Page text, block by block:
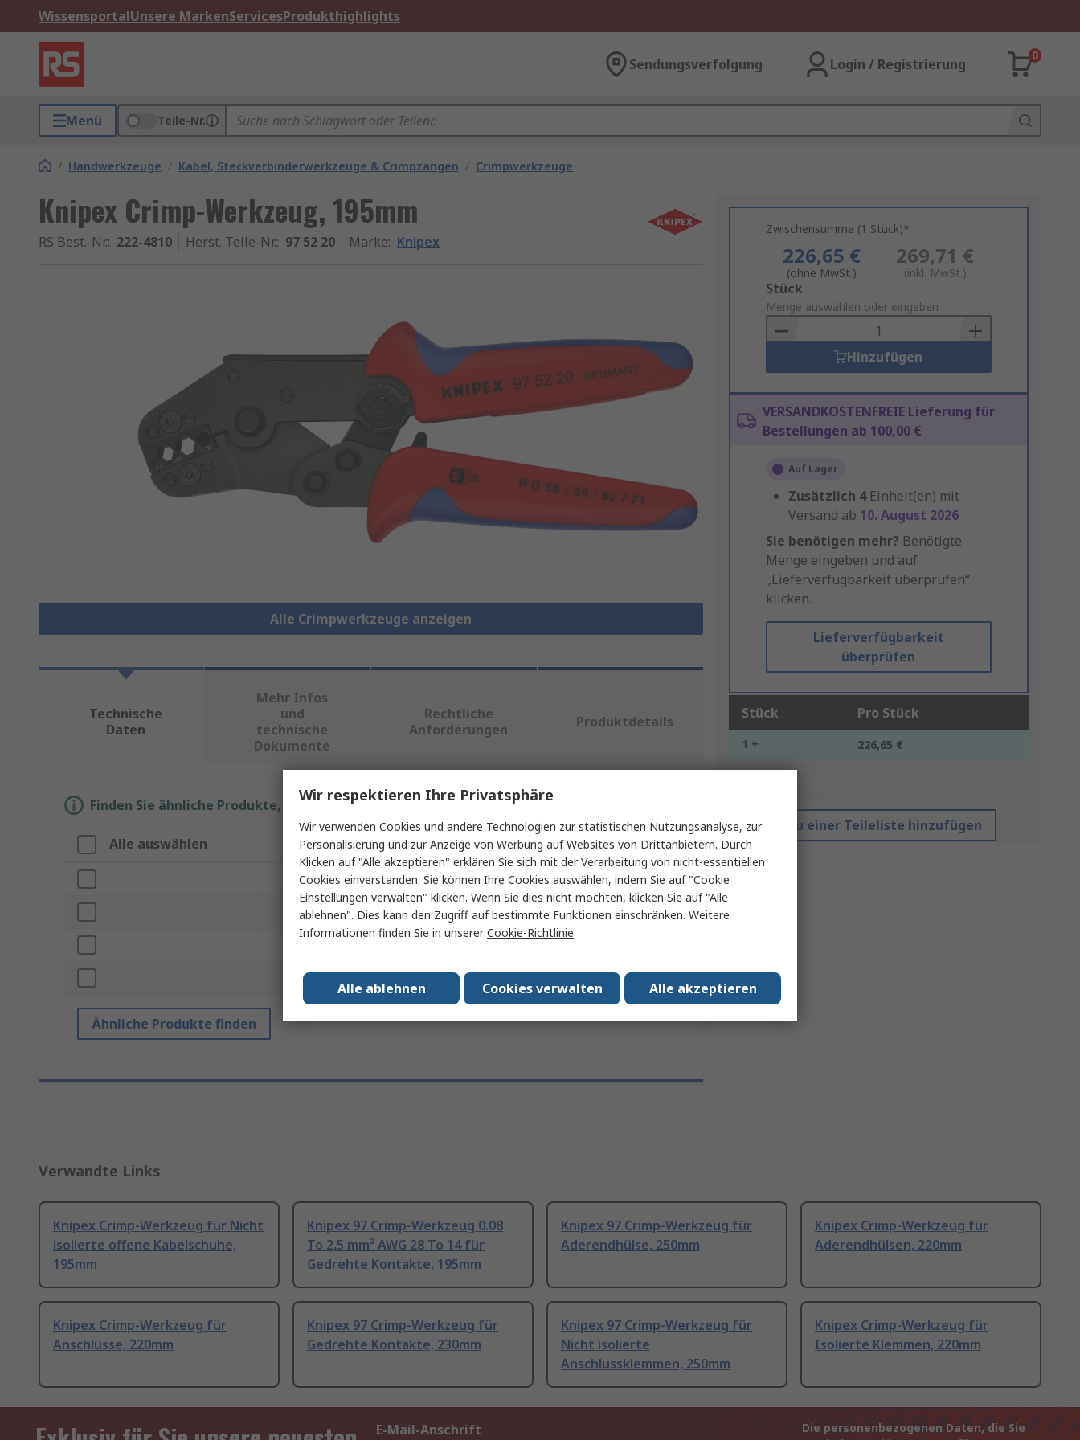
WissensportalUnsere MarkenServicesProdukthighlights
Sendungsverfolgung Login / Registrierung
0
Menü Teile-Nr.
/ Handwerkzeuge / Kabel, Steckverbinderwerkzeuge & Crimpzangen / Crimpwerkzeuge
Knipex Crimp-Werkzeug, 195mm
RS Best.-Nr.: 222-4810 Herst. Teile-Nr.: 97 52 20 Marke: Knipex
Alle Crimpwerkzeuge anzeigen
Zwischensumme (1 Stück)*
226,65 €
(ohne MwSt.)
269,71 €
(inkl. MwSt.)
Add
to
Basket
Stück
Menge auswählen oder eingeben
Hinzufügen
VERSANDKOSTENFREIE Lieferung für
Bestellungen ab 100,00 €
Auf Lager
Zusätzlich 4 Einheit(en) mit
Versand ab 10. August 2026
Sie benötigen mehr? Benötigte
Menge eingeben und auf
„Lieferverfügbarkeit überprüfen“
klicken.
Lieferverfügbarkeit
überprüfen
Stück Pro Stück
1 + 226,65 €
Zu einer Teileliste hinzufügen
Technische
Daten
Mehr Infos
und
technische
Dokumente
Rechtliche
Anforderungen
Produktdetails
Finden Sie ähnliche Produkte, indem Sie ein oder mehrere Eigenschaften auswählen.
Alle auswählen Eigenschaft Wert
Marke Knipex
Produkt Typ Crimp-Werkzeug
Ähnliche Produkte finden
Verwandte Links
Knipex Crimp-Werkzeug für Nicht
isolierte offene Kabelschuhe,
195mm
Knipex 97 Crimp-Werkzeug 0.08
To 2.5 mm² AWG 28 To 14 für
Gedrehte Kontakte, 195mm
Knipex 97 Crimp-Werkzeug für
Aderendhülse, 250mm
Knipex Crimp-Werkzeug für
Aderendhülsen, 220mm
Knipex Crimp-Werkzeug für
Anschlüsse, 220mm
Knipex 97 Crimp-Werkzeug für
Gedrehte Kontakte, 230mm
Knipex 97 Crimp-Werkzeug für
Nicht isolierte
Anschlussklemmen, 250mm
Knipex Crimp-Werkzeug für
Isolierte Klemmen, 220mm
E-Mail-Anschrift
Die personenbezogenen Daten, die Sie
Wir respektieren Ihre Privatsphäre
Wir verwenden Cookies und andere Technologien zur statistischen Nutzungsanalyse, zur
Personalisierung und zur Anzeige von Werbung auf Websites von Drittanbietern. Durch
Klicken auf "Alle akzeptieren" erklären Sie sich mit der Verarbeitung von nicht-essentiellen
Cookies einverstanden. Sie können Ihre Cookies auswählen, indem Sie auf "Cookie
Einstellungen verwalten" klicken. Wenn Sie dies nicht möchten, klicken Sie auf "Alle
ablehnen". Dies kann den Zugriff auf bestimmte Funktionen einschränken. Weitere
Informationen finden Sie in unsererCookie-Richtlinie.
Alle akzeptieren
Cookies verwalten
Alle ablehnen